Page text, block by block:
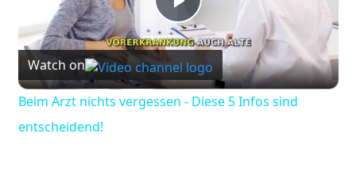
Play
Video
Watch on
Beim Arzt nichts vergessen - Diese 5 Infos sind
entscheidend!